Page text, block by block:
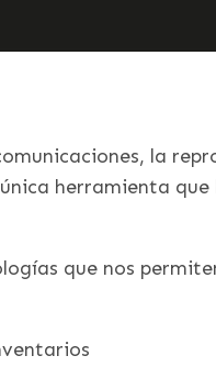
la
herramienta
que nos